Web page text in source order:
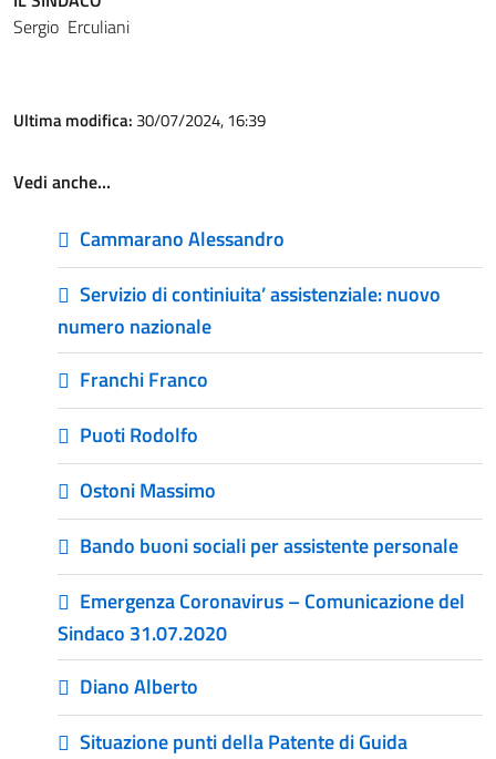
Sergio Erculiani
Ultima modifica: 30/07/2024, 16:39
Vedi anche…
Cammarano Alessandro
Servizio di continiuita’ assistenziale: nuovo
numero nazionale
Franchi Franco
Puoti Rodolfo
Ostoni Massimo
Bando buoni sociali per assistente personale
Emergenza Coronavirus – Comunicazione del
Sindaco 31.07.2020
Diano Alberto
Situazione punti della Patente di Guida